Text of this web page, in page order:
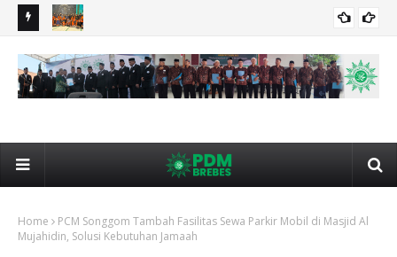
Bersejarah Muhammadiyah
AGENDA
Home
PCM Songgom Tambah Fasilitas Sewa Parkir Mobil di Masjid Al
Mujahidin, Solusi Kebutuhan Jamaah